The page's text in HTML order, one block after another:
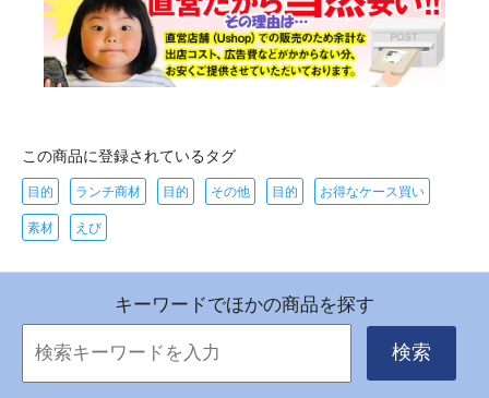
この商品に登録されているタグ
目的 ランチ商材 目的 その他 目的 お得なケース買い
素材 えび
キーワードでほかの商品を探す
検索